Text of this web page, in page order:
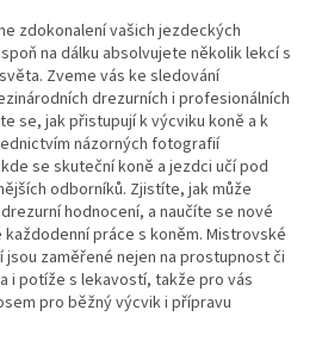
zdokonalení vašich jezdeckých
na dálku absolvujete několik lekcí s
Zveme vás ke sledování
drezurních i profesionálních
se, jak přistupují k výcviku koně a k
názorných fotografií
se skuteční koně a jezdci učí pod
odborníků. Zjistíte, jak může
hodnocení, a naučíte se nové
práce s koněm. Mistrovské
zaměřené nejen na prostupnost či
i potíže s lekavostí, takže pro vás
pro běžný výcvik i přípravu